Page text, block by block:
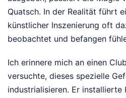
Quatsch. In der Realität führt
künstlicher Inszenierung oft
beobachtet und befangen
Ich erinnere mich an einen
versuchte, dieses spezielle
industrialisieren. Er installierte